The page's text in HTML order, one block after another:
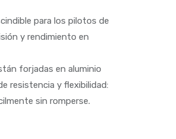
para los pilotos de
y rendimiento en
forjadas en aluminio
resistencia y flexibilidad:
sin romperse.